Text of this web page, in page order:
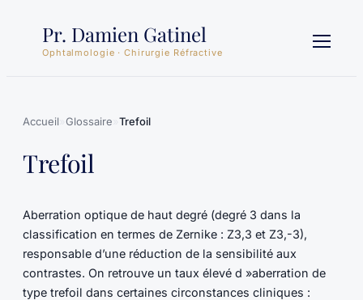
contenu
Pr. Damien Gatinel
Ophtalmologie · Chirurgie Réfractive
Accueil Glossaire Trefoil
Trefoil
Aberration optique de haut degré (degré 3 dans la
classification en termes de Zernike : Z3,3 et Z3,-3),
responsable d’une réduction de la sensibilité aux
contrastes. On retrouve un taux élevé d »aberration de
type trefoil dans certaines circonstances cliniques :